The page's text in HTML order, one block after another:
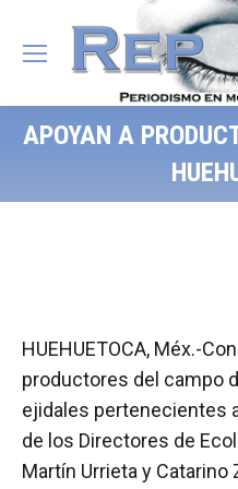
APOYAN A
HUEHUETOCA, Méx.-
productores del campo
ejidales pertenecientes
de los Directores de
Martín Urrieta y